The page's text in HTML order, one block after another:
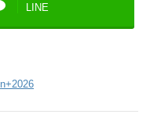
LINE
n+2026